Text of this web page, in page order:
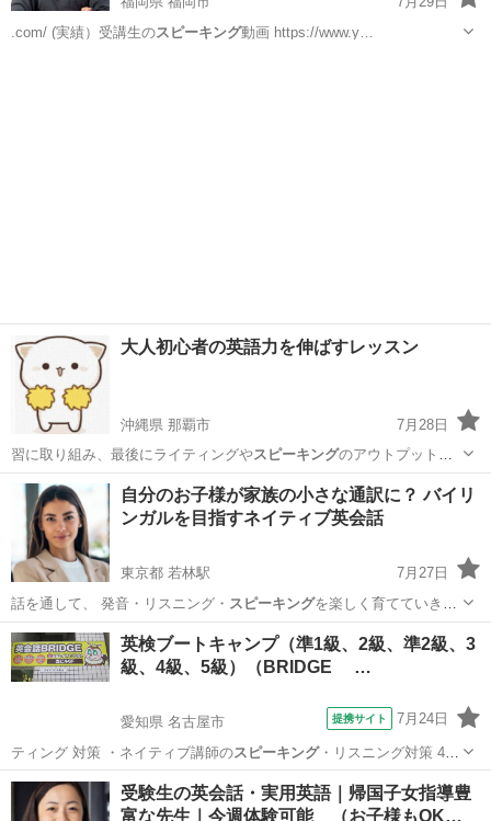
.com/ (実績）受講生のスピーキング動画 https://www.y…
大人初心者の英語力を伸ばすレッスン
沖縄県 那覇市
7月28日
習に取り組み、最後にライティングやスピーキングのアウトプット練
習するのが効果的で…
沖縄 那覇市 英会話 レッスン
自分のお子様が家族の小さな通訳に？ バイリ
ンガルを目指すネイティブ英会話
東京都 若林駅
7月27日
話を通して、 発音・リスニング・ スピーキングを楽しく育てていきま
す。 た…
東京 世田谷区 若林駅 ネイティブ
英検ブートキャンプ（準1級、2級、準2級、3
級、4級、5級）（BRIDGE …
愛知県 名古屋市 提携サイト 7月24日
ティング 対策 ・ネイティブ講師のスピーキング・リスニング対策 4技
能をもれなく…
愛知 名古屋市 英検
受験生の英会話・実用英語｜帰国子女指導豊
富な先生｜今週体験可能 （お子様もOK…